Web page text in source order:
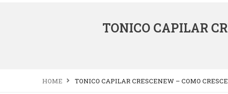
TONICO CAPILAR
HOME TONICO CAPILAR CRESCENEW – COMO